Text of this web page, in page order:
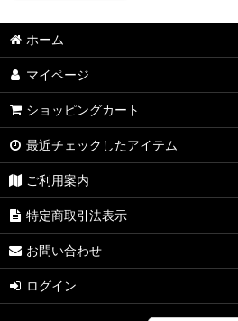
ホーム
マイページ
ショッピングカート
最近チェックしたアイテム
ご利用案内
特定商取引法表示
お問い合わせ
ログイン